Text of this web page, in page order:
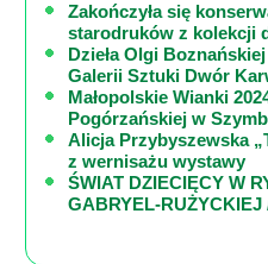
Zakończyła się
starodruków z kolekcji
Dzieła Olgi
Galerii Sztuki Dwór
Małopolskie Wianki
Pogórzańskiej w
Alicja Przybyszewska
z wernisażu wystawy
ŚWIAT DZIECIĘCY W
GABRYEL-